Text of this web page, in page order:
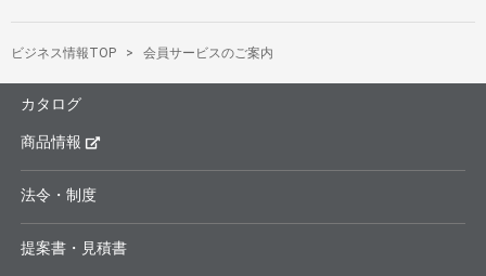
ビジネス情報TOP 会員サービスのご案内
カタログ
商品情報
法令・制度
提案書・見積書